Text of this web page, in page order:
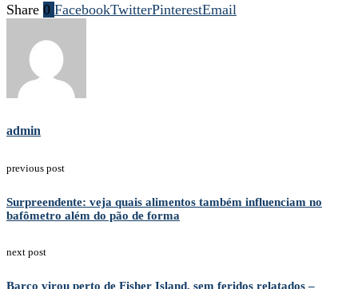
Share 0 FacebookTwitterPinterestEmail
admin
previous post
Surpreendente: veja quais alimentos também influenciam no
bafômetro além do pão de forma
next post
Barco virou perto de Fisher Island, sem feridos relatados –